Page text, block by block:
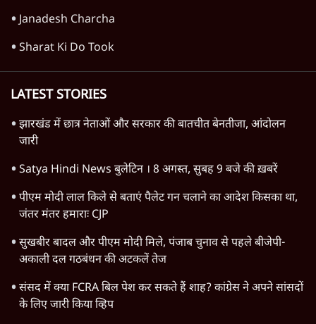
Janadesh Charcha
Sharat Ki Do Took
LATEST STORIES
झारखंड में छात्र नेताओं और सरकार की बातचीत बेनतीजा, आंदोलन
जारी
Satya Hindi News बुलेटिन । 8 अगस्त, सुबह 9 बजे की ख़बरें
पीएम मोदी लाल किले से बताएं पैलेट गन चलाने का आदेश किसका था,
जंतर मंतर हमाराः CJP
सुखबीर बादल और पीएम मोदी मिले, पंजाब चुनाव से पहले बीजेपी-
अकाली दल गठबंधन की अटकलें तेज
संसद में क्या FCRA बिल पेश कर सकते हैं शाह? कांग्रेस ने अपने सांसदों
के लिए जारी किया व्हिप